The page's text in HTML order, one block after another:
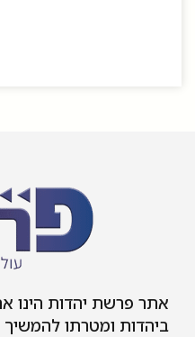
אתר פרשת יהדות הינו
ביהדות ומטרתו